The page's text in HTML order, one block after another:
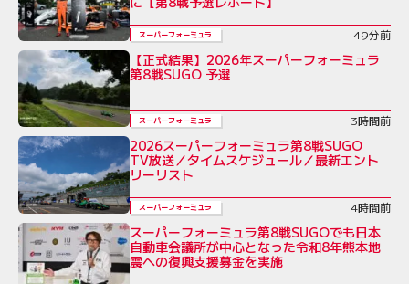
スーパーフォーミュラ 49分前
【正式結果】2026年スーパーフォーミュラ
第8戦SUGO 予選
スーパーフォーミュラ 3時間前
2026スーパーフォーミュラ第8戦SUGO
TV放送／タイムスケジュール／最新エント
リーリスト
スーパーフォーミュラ 4時間前
スーパーフォーミュラ第8戦SUGOでも日本
自動車会議所が中心となった令和8年熊本地
震への復興支援募金を実施